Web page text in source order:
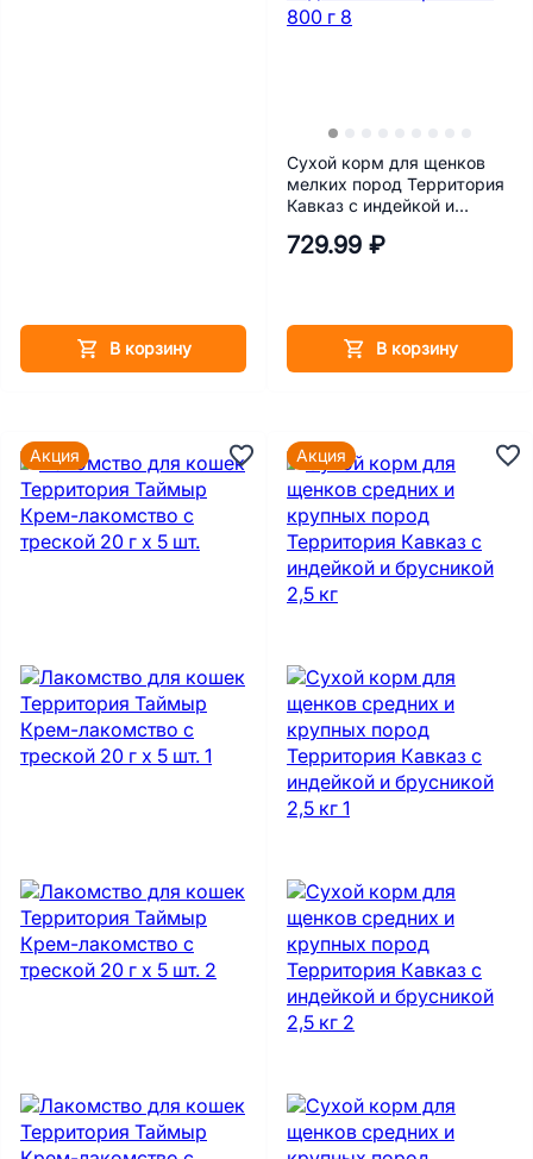
В корзину
Сухой корм для щенков
мелких пород Территория
Кавказ с индейкой и
729.99 ₽
В корзину
Акция Акция